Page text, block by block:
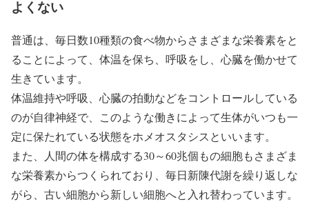
よくない
普通は、毎日数10種類の食べ物からさまざまな栄養素をと
ることによって、体温を保ち、呼吸をし、心臓を働かせて
生きています。
体温維持や呼吸、心臓の拍動などをコントロールしている
のが自律神経で、このような働きによって生体がいつも一
定に保たれている状態をホメオスタシスといいます。
また、人間の体を構成する30～60兆個もの細胞もさまざま
な栄養素からつくられており、毎日新陳代謝を繰り返しな
がら、古い細胞から新しい細胞へと入れ替わっています。